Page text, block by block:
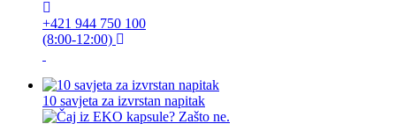
+421 944 750 100
(8:00-12:00)
10 savjeta za izvrstan napitak